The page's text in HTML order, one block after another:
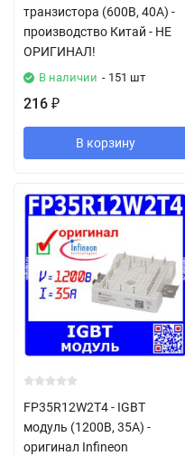
транзистора (600В, 40А) -
производство Китай - НЕ
ОРИГИНАЛ!
В наличии - 151 шт
216 ₽
В корзину
FP35R12W2T4 - IGBT
модуль (1200В, 35А) -
оригинал Infineon